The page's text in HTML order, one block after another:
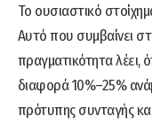
Το ουσιαστικό
Αυτό που συμβαίνει
πραγματικότητα λέει,
διαφορά 10%–25%
πρότυπης συνταγής